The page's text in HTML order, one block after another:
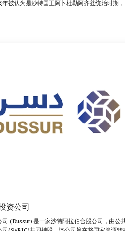
年被认为是沙特国王阿卜杜勒阿齐兹统治时期
资公司
司 (Dussur) 是一家沙特阿拉伯合股公司，由公